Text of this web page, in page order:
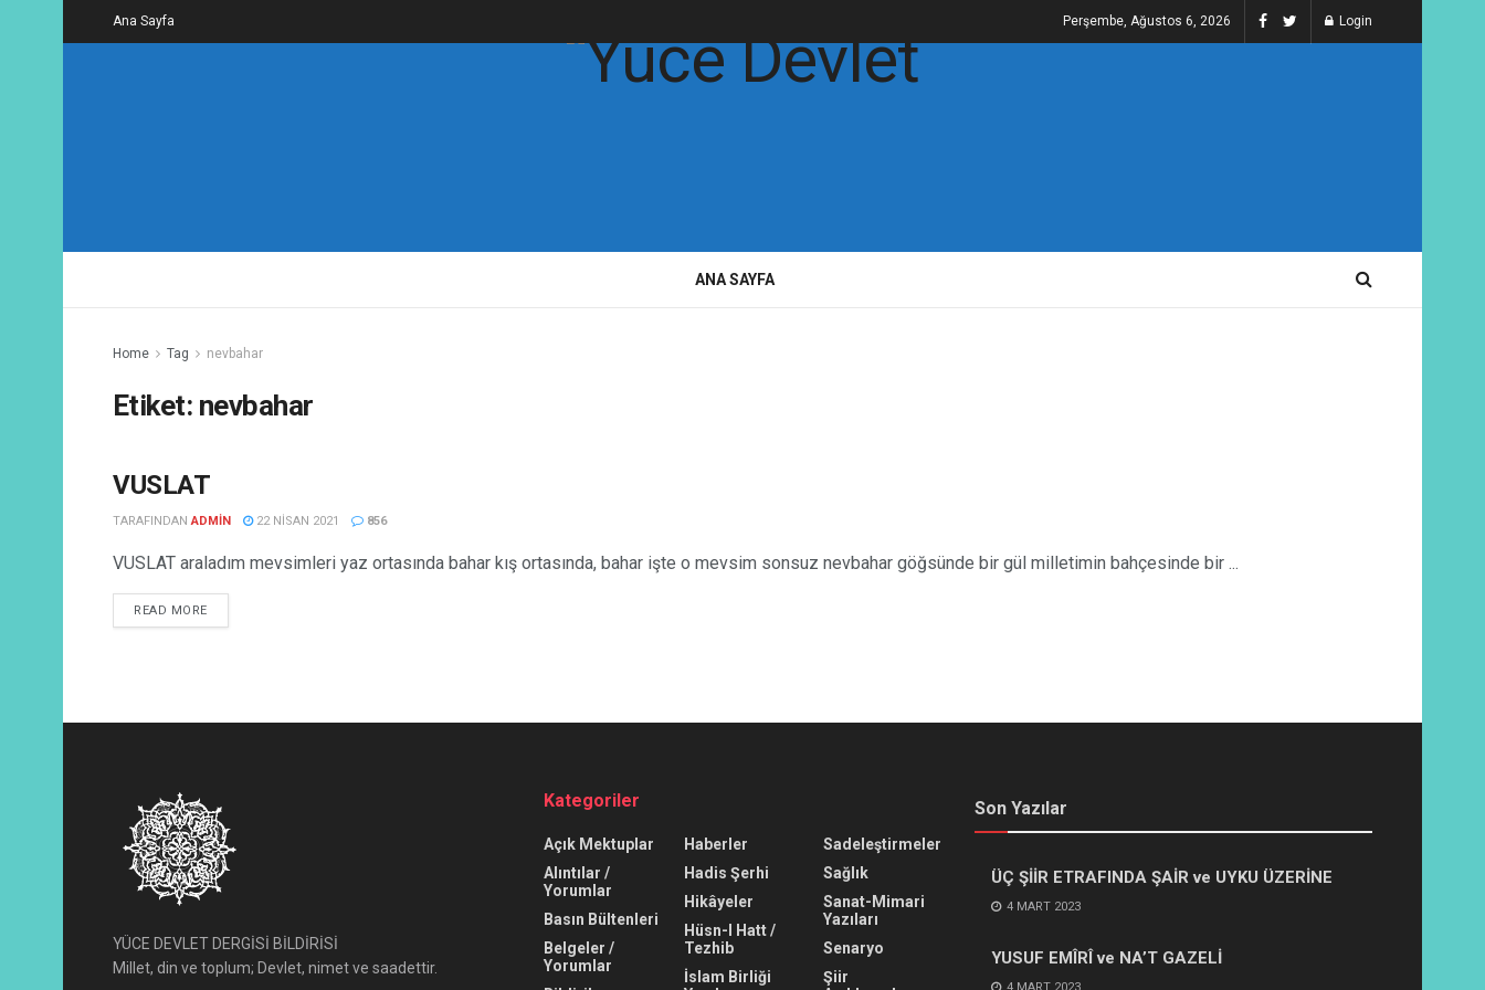
Ana Sayfa Perşembe, Ağustos 6, 2026 Login
ANA SAYFA
Home Tag nevbahar
Etiket: nevbahar
ŞIIRLER
VUSLAT
TARAFINDAN ADMIN 22 NISAN 2021 856
VUSLAT araladım mevsimleri yaz ortasında bahar kış ortasında, bahar işte o mevsim sonsuz nevbahar göğsünde bir gül milletimin bahçesinde bir ...
READ MORE
YÜCE DEVLET DERGİSİ BİLDİRİSİ
Millet, din ve toplum; Devlet, nimet ve saadettir.
Kategoriler
Açık Mektuplar
Alıntılar /
Yorumlar
Basın Bültenleri
Belgeler /
Yorumlar
Haberler
Hadis Şerhi
Hikâyeler
Hüsn-I Hatt /
Tezhib
İslam Birliği
Sadeleştirmeler
Sağlık
Sanat-Mimari
Yazıları
Senaryo
Şiir
Son Yazılar
ÜÇ ŞİİR ETRAFINDA ŞAİR ve UYKU ÜZERİNE
4 MART 2023
YUSUF EMÎRÎ ve NA’T GAZELİ